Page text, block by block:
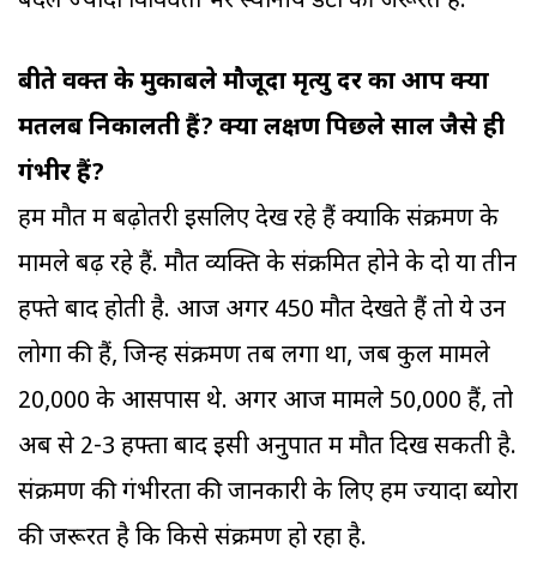
बीते वक्त के मुकाबले मौजूदा मृत्यु दर का आप क्या
मतलब निकालती हैं? क्या लक्षण पिछले साल जैसे ही
गंभीर हैं?
हम मौत में बढ़ोतरी इसलिए देख रहे हैं क्योंकि संक्रमण के
मामले बढ़ रहे हैं. मौत व्यक्ति के संक्रमित होने के दो या तीन
हफ्ते बाद होती है. आज अगर 450 मौतें देखते हैं तो ये उन
लोगों की हैं, जिन्हें संक्रमण तब लगा था, जब कुल मामले
20,000 के आसपास थे. अगर आज मामले 50,000 हैं, तो
अब से 2-3 हफ्तों बाद इसी अनुपात में मौत दिख सकती है.
संक्रमण की गंभीरता की जानकारी के लिए हमें ज्यादा ब्योरों
की जरूरत है कि किसे संक्रमण हो रहा है.